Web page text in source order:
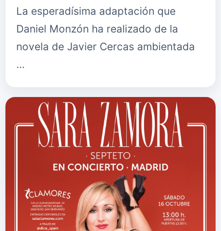
La esperadísima adaptación que
Daniel Monzón ha realizado de la
novela de Javier Cercas ambientada
…